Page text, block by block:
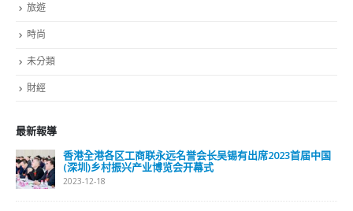
旅遊
時尚
未分類
財經
最新報導
香港全港各区工商联永远名誉会长吴锡有出席2023首届中国
(深圳)乡村振兴产业博览会开幕式
2023-12-18